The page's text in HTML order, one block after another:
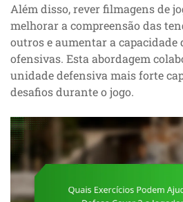
Além disso, rever filmagens de
melhorar a compreensão das
outros e aumentar a capacidade
ofensivas. Esta abordagem
unidade defensiva mais forte
desafios durante o jogo.